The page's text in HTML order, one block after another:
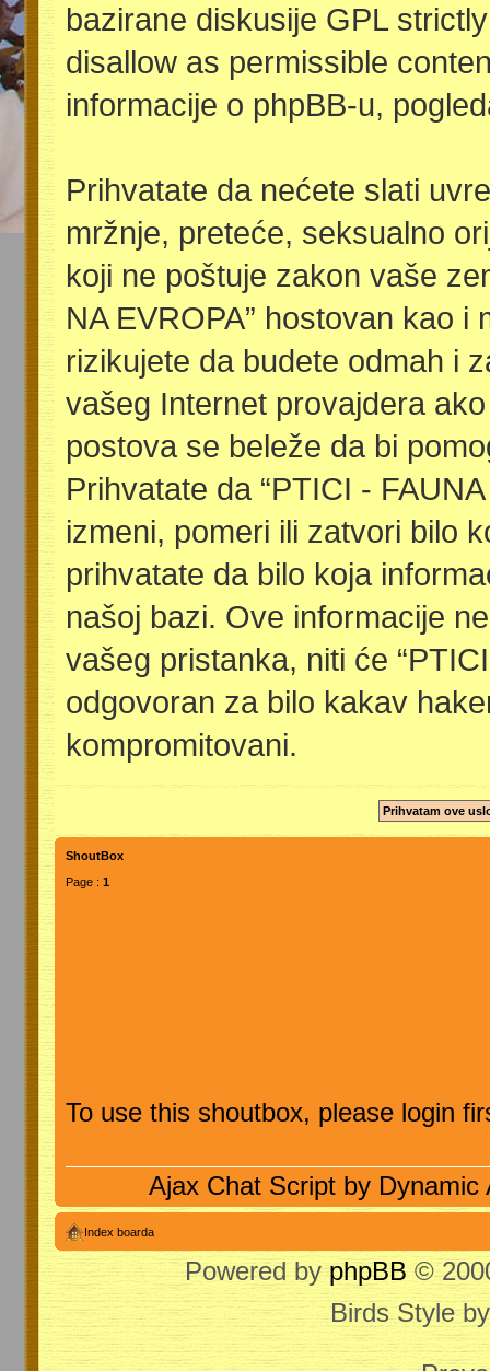
bazirane diskusije GPL
disallow as permissible
informacije o phpBB-u,
Prihvatate da nećete slati
mržnje, preteće, seksualno
koji ne poštuje zakon vaše
NA EVROPA” hostovan kao
rizikujete da budete odmah i
vašeg Internet provajdera
postova se beleže da bi
Prihvatate da “PTICI -
izmeni, pomeri ili zatvori bilo
prihvatate da bilo koja
našoj bazi. Ove informacije
vašeg pristanka, niti će
odgovoran za bilo kakav
kompromitovani.
ShoutBox
Page : 1
To use this shoutbox, please login
Ajax Chat Script by Dynamic
Index boarda
Powered byphpBB ©
Birds Style